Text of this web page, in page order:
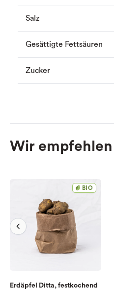
Salz
Gesättigte Fettsäuren
Zucker
Wir empfehlen
BIO
Erdäpfel Ditta, festkochend